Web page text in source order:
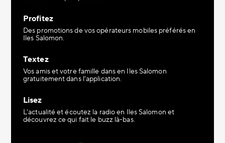
Profitez
Des promotions de vos opérateurs mobiles préférés en
Iles Salomon.
Textez
Vos amis et votre famille dans en Iles Salomon
gratuitement dans l'application.
Lisez
L'actualité et écoutez la radio en Iles Salomon et
découvrez ce qui fait le buzz là-bas.